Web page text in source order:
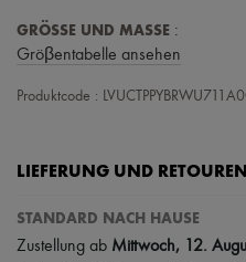
Körperpflege
Haarpflege
Mini- und Reiseformate
GRÖSSE UND MASSE :
Gröβentabelle ansehen
Produktcode :
LIEFERUNG UND RETOUREN
STANDARD NACH HAUSE
Zustellung ab Mittwoch, 12.